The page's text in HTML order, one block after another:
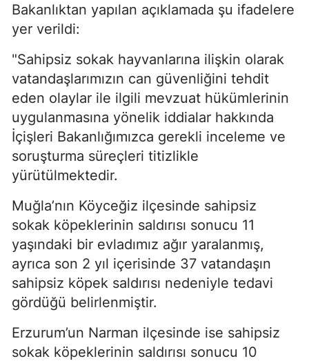
Bakanlıktan yapılan açıklamada şu ifadelere
yer verildi:
"Sahipsiz sokak hayvanlarına ilişkin olarak
vatandaşlarımızın can güvenliğini tehdit
eden olaylar ile ilgili mevzuat hükümlerinin
uygulanmasına yönelik iddialar hakkında
İçişleri Bakanlığımızca gerekli inceleme ve
soruşturma süreçleri titizlikle
yürütülmektedir.
Muğla’nın Köyceğiz ilçesinde sahipsiz
sokak köpeklerinin saldırısı sonucu 11
yaşındaki bir evladımız ağır yaralanmış,
ayrıca son 2 yıl içerisinde 37 vatandaşın
sahipsiz köpek saldırısı nedeniyle tedavi
gördüğü belirlenmiştir.
Erzurum’un Narman ilçesinde ise sahipsiz
sokak köpeklerinin saldırısı sonucu 10